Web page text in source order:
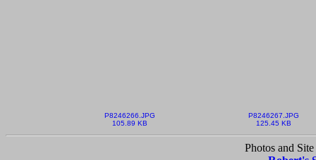
P8246266.JPG
105.89 KB
P8246267.JPG
125.45 KB
Photos and